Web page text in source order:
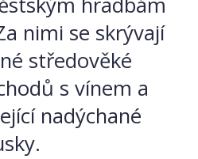
nimi se skrývají
středověké
s vínem a
nadýchané